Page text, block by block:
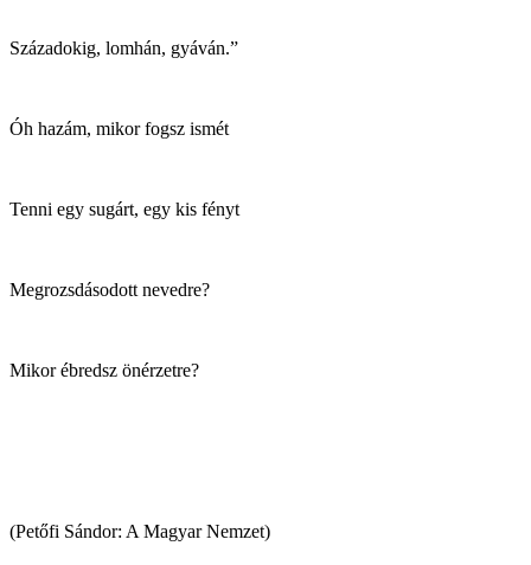
Századokig, lomhán, gyáván.”
Óh hazám, mikor fogsz ismét
Tenni egy sugárt, egy kis fényt
Megrozsdásodott nevedre?
Mikor ébredsz önérzetre?
(Petőfi Sándor: A Magyar Nemzet)